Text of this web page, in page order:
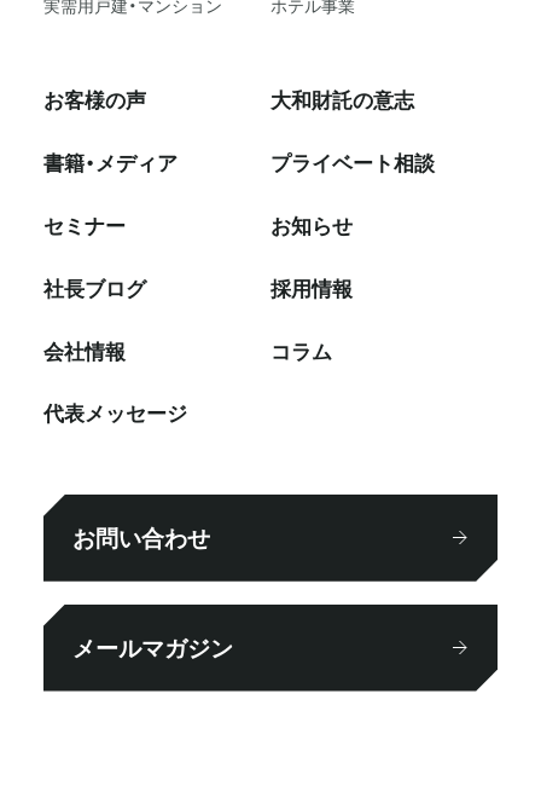
実需用戸建・マンション
ホテル事業
お客様の声
書籍・メディア
セミナー
社⻑ブログ
会社情報
代表メッセージ
大和財託の意志
プライベート相談
お知らせ
採⽤情報
コラム
お問い合わせ
メールマガジン